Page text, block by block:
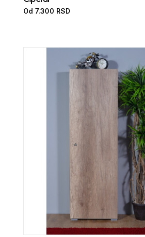
Od 7.300 RSD